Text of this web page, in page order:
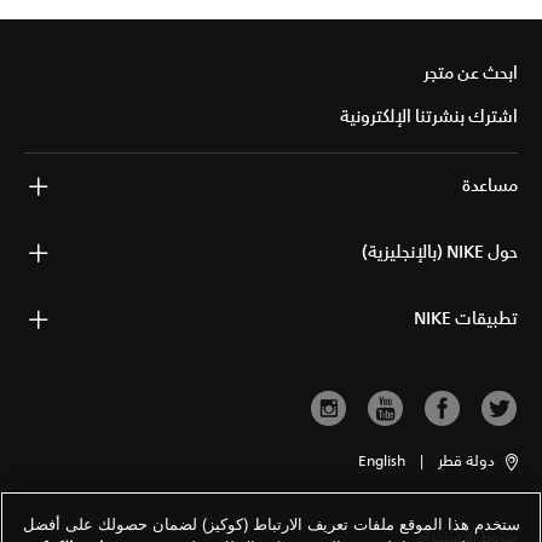
ابحث عن متجر
اشترك بنشرتنا الإلكترونية
مساعدة
حول NIKE (بالإنجليزية)
تطبيقات NIKE
دولة قطر |
English
ستخدم هذا الموقع ملفات تعريف الارتباط (كوكيز) لضمان حصولك على أفضل